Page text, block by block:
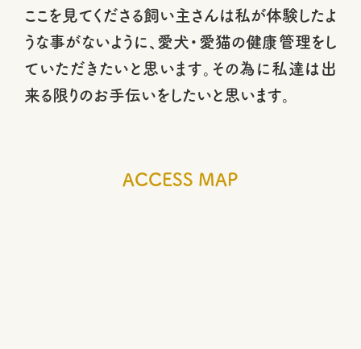
ここを見てくださる飼い主さんは私が体験したよ
うな事がないように、愛犬・愛猫の健康管理をし
ていただきたいと思います。その為に私達は出
来る限りのお手伝いをしたいと思います。
ACCESS MAP